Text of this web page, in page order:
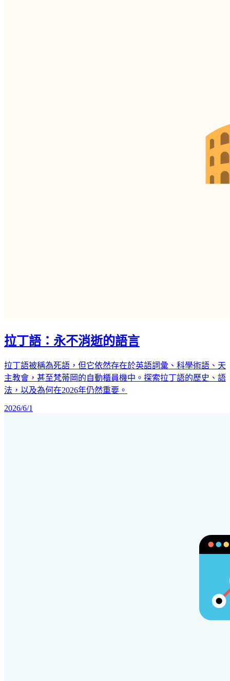
拉丁語：永不消逝的語言
拉丁語被稱為死語，但它依然存在於英語詞彙、科學術語、天
主教會，甚至梵蒂岡的自動櫃員機中。探索拉丁語的歷史、語
法，以及為何在2026年仍然重要。
2026/6/1